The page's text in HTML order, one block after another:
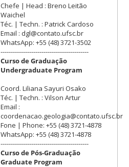
Chefe | Head : Breno Leitão
Waichel
Téc. | Techn. : Patrick Cardoso
Email : dgl@contato.ufsc.br
WhatsApp: +55 (48) 3721-3502
-------------------------------------------
Curso de Graduação
Undergraduate Program
Coord. Liliana Sayuri Osako
Téc. | Techn. : Vilson Artur
Email :
coordenacao.geologia@contato.ufsc.br
Fone | Phone: +55 (48) 3721-4878
WhatsApp: +55 (48) 3721-4878
-------------------------------------------
Curso de Pós-Graduação
Graduate Program